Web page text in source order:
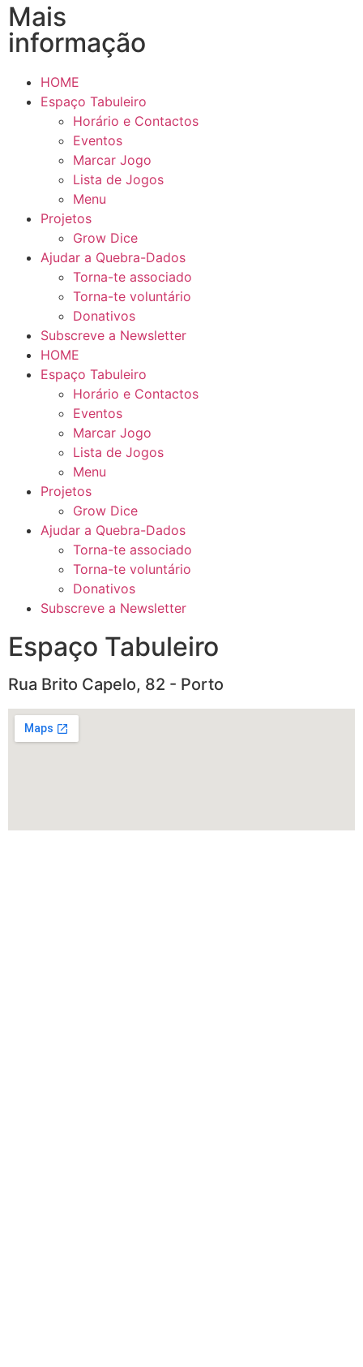
Mais
informação
HOME
Espaço Tabuleiro
Horário e Contactos
Eventos
Marcar Jogo
Lista de Jogos
Menu
Projetos
Grow Dice
Ajudar a Quebra-Dados
Torna-te associado
Torna-te voluntário
Donativos
Subscreve a Newsletter
HOME
Espaço Tabuleiro
Horário e Contactos
Eventos
Marcar Jogo
Lista de Jogos
Menu
Projetos
Grow Dice
Ajudar a Quebra-Dados
Torna-te associado
Torna-te voluntário
Donativos
Subscreve a Newsletter
Espaço Tabuleiro
Rua Brito Capelo, 82 - Porto